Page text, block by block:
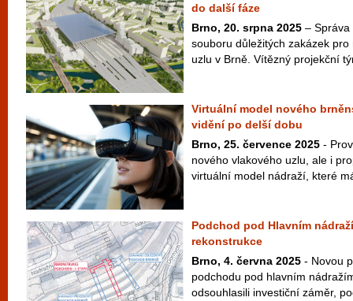
do další fáze
Brno, 20. srpna 2025 – Správa
souboru důležitých zakázek
uzlu v Brně. Vítězný projekční
Virtuální model nového
vidění po delší dobu
Brno, 25. července 2025 -
nového vlakového uzlu, ale i
virtuální model nádraží, které
Podchod pod Hlavním
rekonstrukce
Brno, 4. června 2025 - Novou
podchodu pod hlavním
odsouhlasili investiční záměr,